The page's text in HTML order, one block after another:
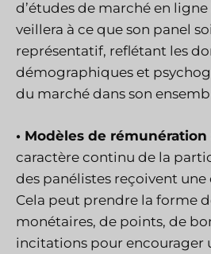
d’études de marché en
veillera à ce que son panel
représentatif, reflétant les
démographiques et
du marché dans son
• Modèles de rémunération
caractère continu de la
des panélistes reçoivent
Cela peut prendre la forme
monétaires, de points, de
incitations pour encourager